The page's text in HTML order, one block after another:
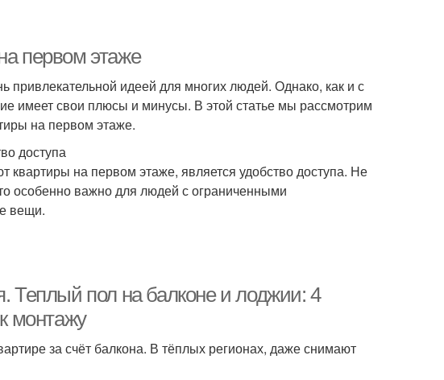
первом этаже
идеей для многих людей. Однако, как и с
имеет свои плюсы и минусы. В этой статье мы рассмотрим
на первом этаже.
доступа
на первом этаже, является удобство доступа. Не
особенно важно для людей с ограниченными
вещи.
Теплый пол на балконе и лоджии: 4
монтажу
за счёт балкона. В тёплых регионах, даже снимают